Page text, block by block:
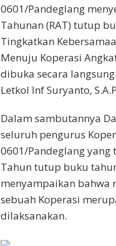
0601/Pandeglang
Tahunan (RAT) tutup
Tingkatkan
Menuju Koperasi
dibuka secara
Letkol Inf Suryanto,
Dalam sambutannya
seluruh pengurus
0601/Pandeglang yang
Tahun tutup buku
menyampaikan bahwa
sebuah Koperasi
dilaksanakan.